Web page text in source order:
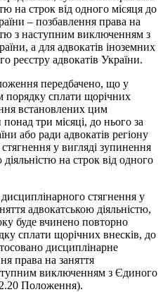
на строк від одного місяця до
– позбавлення права на
з наступним виключенням з
а для адвокатів іноземних
реєстру адвокатів України.
передбачено, що у
порядку сплати щорічних
встановлених цим
три місяці, до нього за
або ради адвокатів регіону
у вигляді зупинення
на строк від одного
стягнення у
адвокатською діяльністю,
буде вчинено повторно
сплати щорічних внесків, до
дисциплінарне
права на заняття
виключенням з Єдиного
2.20 Положення).